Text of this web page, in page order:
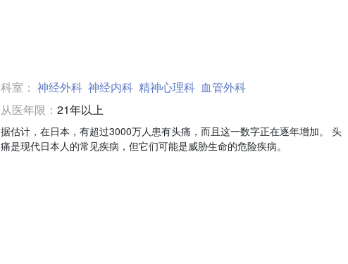
科室： 神经外科 神经内科 精神心理科 血管外科
从医年限： 21年以上
据估计，在日本，有超过3000万人患有头痛，而且这一数字正在逐年增加。 头
痛是现代日本人的常见疾病，但它们可能是威胁生命的危险疾病。